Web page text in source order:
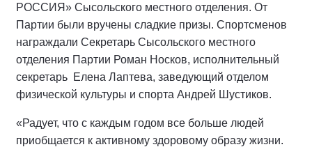
РОССИЯ» Сысольского местного отделения. От
Партии были вручены сладкие призы. Спортсменов
награждали Секретарь Сысольского местного
отделения Партии Роман Носков, исполнительный
секретарь Елена Лаптева, заведующий отделом
физической культуры и спорта Андрей Шустиков.
«Радует, что с каждым годом все больше людей
приобщается к активному здоровому образу жизни.